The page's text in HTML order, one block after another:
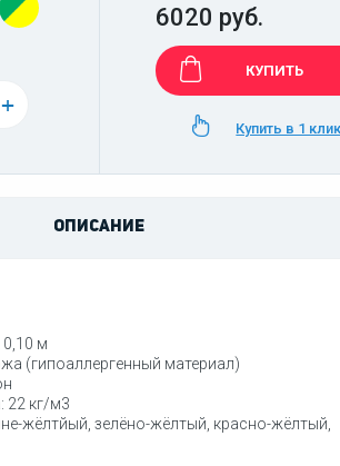
+
6020 руб.
КУПИТЬ
Купить в 1 клик
ОПИСАНИЕ
0,10 м
(гипоаллергенный материал)
22 кг/м3
жёлтйый, зелёно-жёлтый, красно-жёлтый,